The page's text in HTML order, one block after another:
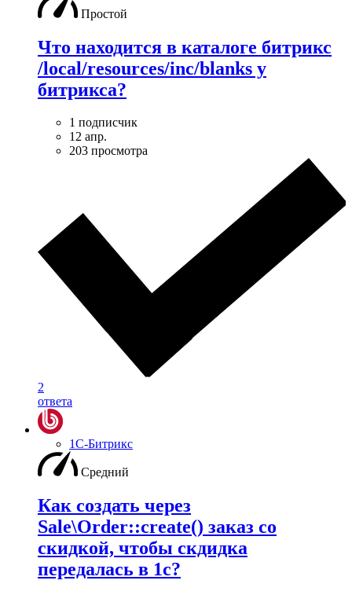
Простой
Что находится в каталоге битрикс
/local/resources/inc/blanks у
битрикса?
1 подписчик
12 апр.
203 просмотра
2
ответа
1С-Битрикс
Средний
Как создать через
Sale\Order::create() заказ со
скидкой, чтобы скдидка
передалась в 1с?